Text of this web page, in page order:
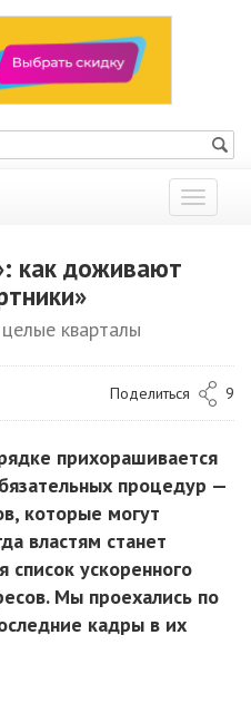
Показать
меню
как доживают
кварталы
Поделиться 9
прихорашивается
процедур —
которые могут
властям станет
список ускоренного
Мы проехались по
кадры в их